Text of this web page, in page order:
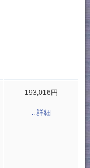
193,016円
...詳細